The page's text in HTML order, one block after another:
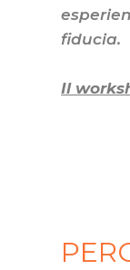
fiducia.
Il